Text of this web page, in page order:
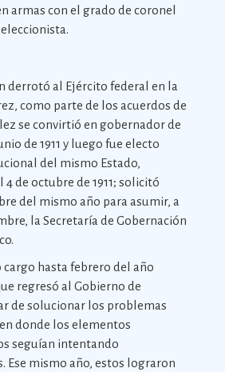
armas con el grado de coronel
derrotó al Ejército federal en la
como parte de los acuerdos de
se convirtió en gobernador de
de 1911 y luego fue electo
del mismo Estado,
de octubre de 1911; solicitó
del mismo año para asumir, a
la Secretaría de Gobernación
cargo hasta febrero del año
regresó al Gobierno de
de solucionar los problemas
donde los elementos
seguían intentando
Ese mismo año, estos lograron